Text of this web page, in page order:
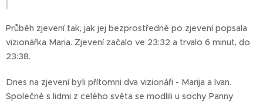
Průběh zjevení tak, jak jej bezprostředně po zjevení popsala
vizionářka Maria. Zjevení začalo ve 23:32 a trvalo 6 minut, do
23:38.
Dnes na zjevení byli přítomni dva vizionáři - Marija a Ivan.
Společně s lidmi z celého světa se modlili u sochy Panny